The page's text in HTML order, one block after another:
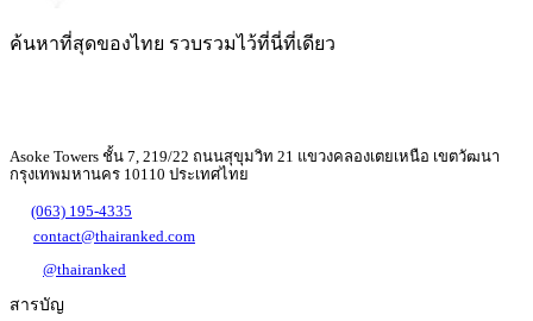
ค้นหาที่สุดของไทย รวบรวมไว้ที่นี่ที่เดียว
Asoke Towers ชั้น 7, 219/22 ถนนสุขุมวิท 21 แขวงคลองเตยเหนือ เขตวัฒนา
กรุงเทพมหานคร 10110 ประเทศไทย
(063) 195-4335
contact@thairanked.com
@thairanked
สารบัญ